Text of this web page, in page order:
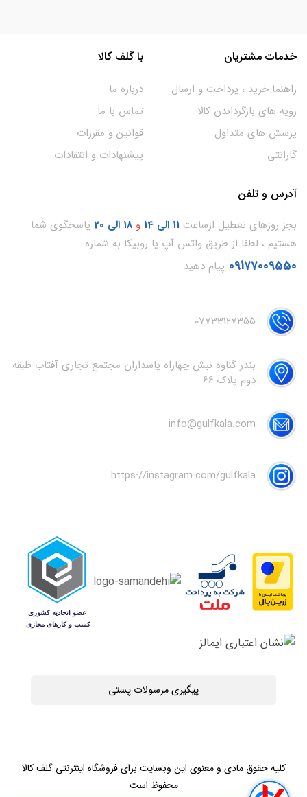
خدمات مشتریان
راهنما خرید ، پرداخت و ارسال
رویه های بازگرداندن کالا
پرسش های متداول
گارانتی
با گلف کالا
درباره ما
تماس با ما
قوانین و مقررات
پیشنهادات و انتقادات
آدرس و تلفن
بجز روزهای تعطیل ازساعت 11 الی 14 و 18 الی 20
پاسخگوی شما
هستیم ، لطفا از طریق واتس آپ یا روبیکا به شماره
09177009550 پیام دهید
07733127355
بندر گناوه نبش چهاراه پاسداران مجتمع تجاری آفتاب طبقه
دوم پلاک 66
info@gulfkala.com
https://instagram.com/gulfkala
پیگیری مرسولات پستی
کلیه حقوق مادی و معنوی این وبسایت برای فروشگاه اینترنتی گلف کالا
محفوظ است